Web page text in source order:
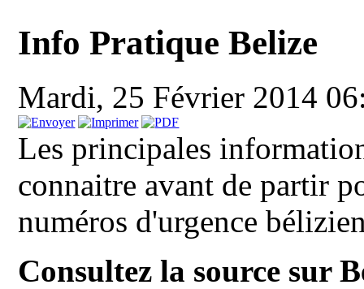
Info Pratique Belize
Mardi, 25 Février 2014
Les principales
connaitre avant de partir
numéros d'urgence
Consultez la source sur